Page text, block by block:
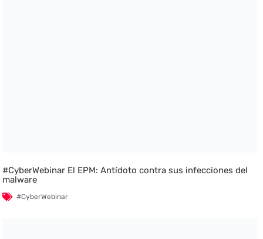
#CyberWebinar El EPM: Antídoto contra sus infecciones del
malware
#CyberWebinar